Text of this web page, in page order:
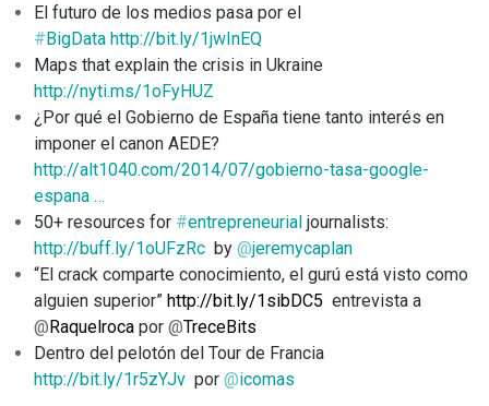
El futuro de los medios pasa por el
#BigData http://bit.ly/1jwInEQ
Maps that explain the crisis in Ukraine
http://nyti.ms/1oFyHUZ
¿Por qué el Gobierno de España tiene tanto interés en
imponer el canon AEDE?
http://alt1040.com/2014/07/gobierno-tasa-google-
espana …
50+ resources for #entrepreneurial journalists:
http://buff.ly/1oUFzRc by @jeremycaplan
“El crack comparte conocimiento, el gurú está visto como
alguien superior” http://bit.ly/1sibDC5 entrevista a
@Raquelroca por @TreceBits
Dentro del pelotón del Tour de Francia
http://bit.ly/1r5zYJv por @icomas